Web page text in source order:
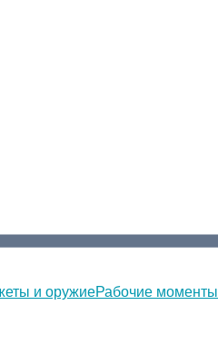
и оружиеРабочие моменты